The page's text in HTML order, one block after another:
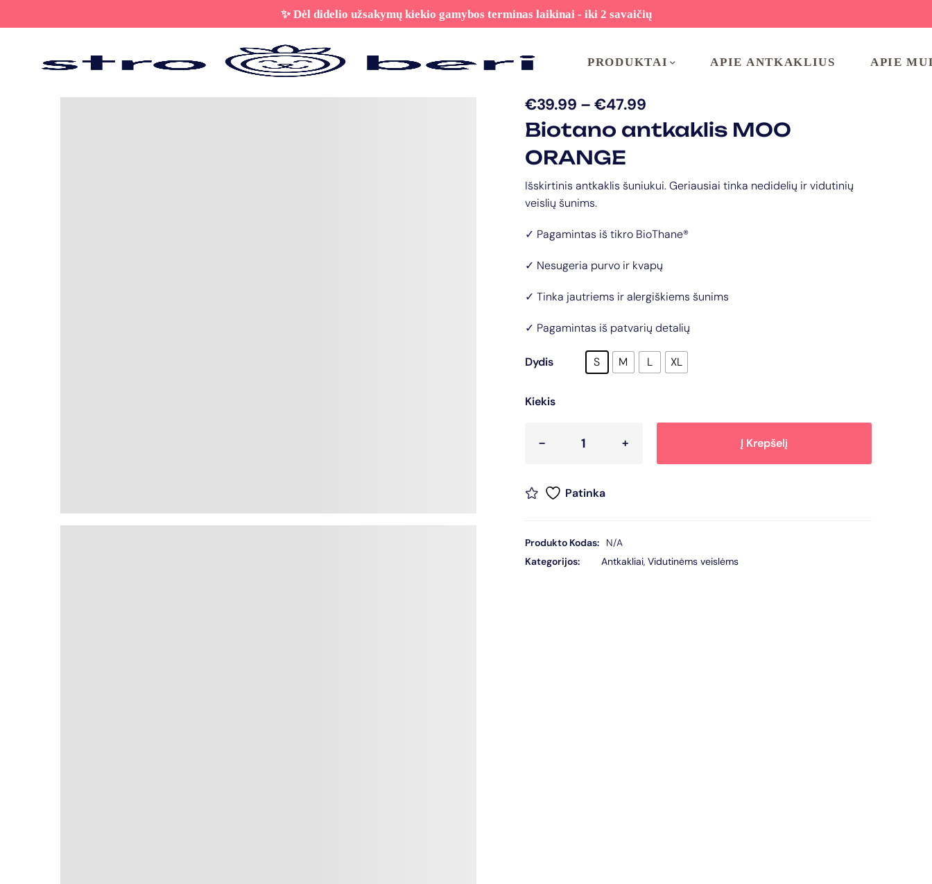
✨ Dėl didelio užsakymų kiekio gamybos terminas laikinai - iki 2 savaičių
PRODUKTAI APIE ANTKAKLIUS APIE
€39.99 – €47.99
Biotano antkaklis MOO
ORANGE
Išskirtinis antkaklis šuniukui. Geriausiai tinka nedidelių ir vidutinių
veislių šunims.
✓ Pagamintas iš tikro BioThane®
✓ Nesugeria purvo ir kvapų
✓ Tinka jautriems ir alergiškiems šunims
✓ Pagamintas iš patvarių detalių
Dydis S M L XL
Kiekis
Į Krepšelį
Patinka
Produkto Kodas:
N/A
Kategorijos:
Antkakliai, Vidutinėms veislėms